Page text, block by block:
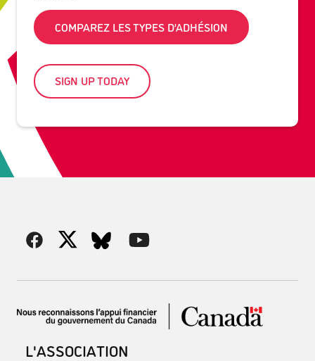
COMPAREZ LES TYPES D’ADHÉSION
SIGN UP TODAY
L'ASSOCIATION